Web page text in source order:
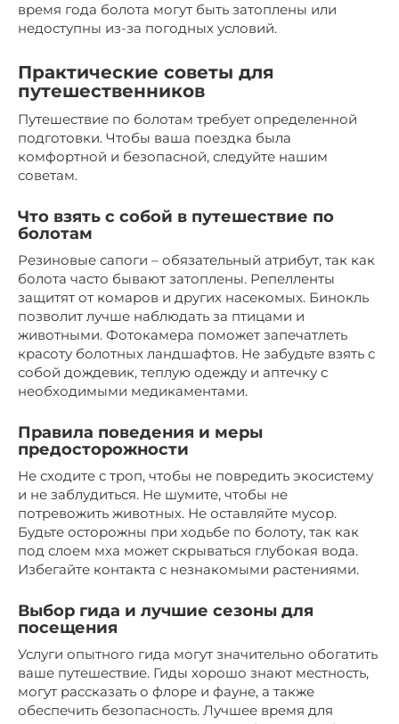
время года болота могут быть затоплены или
недоступны из-за погодных условий.
Практические советы для
путешественников
Путешествие по болотам требует определенной
подготовки. Чтобы ваша поездка была
комфортной и безопасной, следуйте нашим
советам.
Что взять с собой в путешествие по
болотам
Резиновые сапоги – обязательный атрибут, так как
болота часто бывают затоплены. Репелленты
защитят от комаров и других насекомых. Бинокль
позволит лучше наблюдать за птицами и
животными. Фотокамера поможет запечатлеть
красоту болотных ландшафтов. Не забудьте взять с
собой дождевик, теплую одежду и аптечку с
необходимыми медикаментами.
Правила поведения и меры
предосторожности
Не сходите с троп, чтобы не повредить экосистему
и не заблудиться. Не шумите, чтобы не
потревожить животных. Не оставляйте мусор.
Будьте осторожны при ходьбе по болоту, так как
под слоем мха может скрываться глубокая вода.
Избегайте контакта с незнакомыми растениями.
Выбор гида и лучшие сезоны для
посещения
Услуги опытного гида могут значительно обогатить
ваше путешествие. Гиды хорошо знают местность,
могут рассказать о флоре и фауне, а также
обеспечить безопасность. Лучшее время для